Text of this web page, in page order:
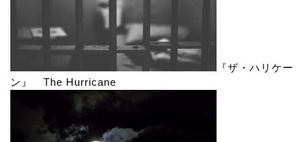
『ザ・ハリケー
ン』 The Hurricane